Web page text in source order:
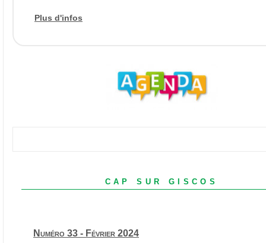
Plus d'infos
cap sur giscos
Numéro 33 - Février 2024